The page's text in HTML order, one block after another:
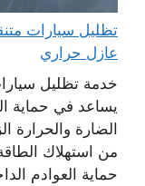
عازل حراري
خدمة تظليل
يساعد في حماية
الضارة والحرارة
من استهلاك
حماية العوادم